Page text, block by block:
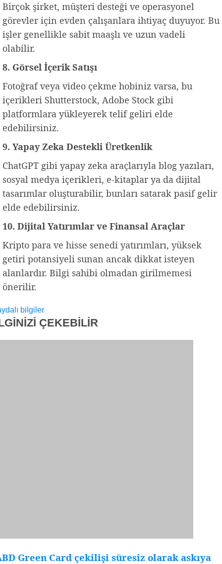
Birçok şirket, müşteri desteği ve operasyonel
görevler için evden çalışanlara ihtiyaç duyuyor. Bu
işler genellikle sabit maaşlı ve uzun vadeli
olabilir.
8. Görsel İçerik Satışı
Fotoğraf veya video çekme hobiniz varsa, bu
içerikleri Shutterstock, Adobe Stock gibi
platformlara yükleyerek telif geliri elde
edebilirsiniz.
9. Yapay Zeka Destekli Üretkenlik
ChatGPT gibi yapay zeka araçlarıyla blog yazıları,
sosyal medya içerikleri, e-kitaplar ya da dijital
tasarımlar oluşturabilir, bunları satarak pasif gelir
elde edebilirsiniz.
10. Dijital Yatırımlar ve Finansal Araçlar
Kripto para ve hisse senedi yatırımları, yüksek
getiri potansiyeli sunan ancak dikkat isteyen
alanlardır. Bilgi sahibi olmadan girilmemesi
önerilir.
bilgiler
ÇEKEBİLİR
Green Card çekilişi süresiz olarak askıya